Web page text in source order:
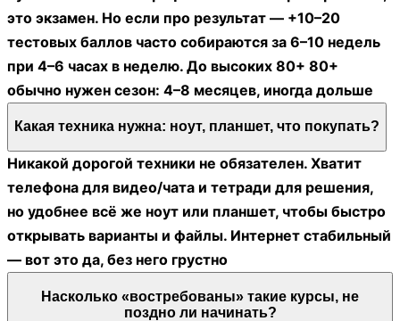
это экзамен. Но если про результат — +10–20
тестовых баллов часто собираются за 6–10 недель
при 4–6 часах в неделю. До высоких 80+ 80+
обычно нужен сезон: 4–8 месяцев, иногда дольше
Какая техника нужна: ноут, планшет, что покупать?
Никакой дорогой техники не обязателен. Хватит
телефона для видео/чата и тетради для решения,
но удобнее всё же ноут или планшет, чтобы быстро
открывать варианты и файлы. Интернет стабильный
— вот это да, без него грустно
Насколько «востребованы» такие курсы, не
поздно ли начинать?